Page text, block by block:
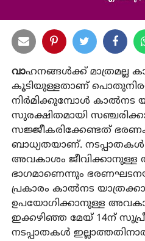
വാഹനങ്ങള്‍ക്ക് മാത്രമല്ല
കൂടിയുള്ളതാണ്
നിര്‍മിക്കുമ്പോള്‍ കാല്‍നട
സുരക്ഷിതമായി
സജ്ജീകരിക്കേണ്ടത്
ബാധ്യതയാണ്.
അവകാശം ജീവിക്കാനുള്ള
ഭാഗമാണെന്നും
പ്രകാരം കാല്‍നട
ഉപയോഗിക്കാനുള്ള
ഇക്കഴിഞ്ഞ മേയ് 14ന്
നടപ്പാതകള്‍